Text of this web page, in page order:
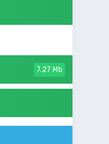
7.27 Mb